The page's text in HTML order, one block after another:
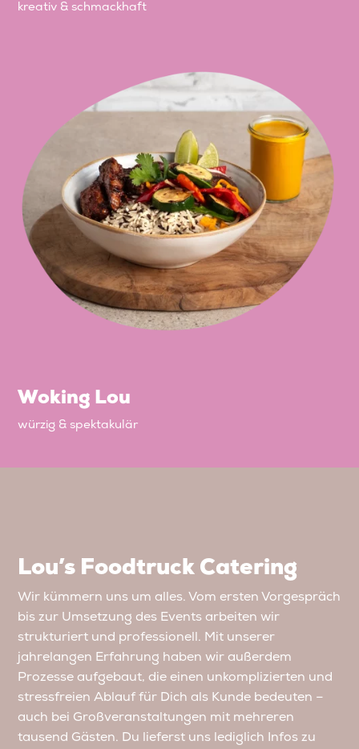
kreativ & schmackhaft
Woking Lou
würzig & spektakulär
Lou’s Foodtruck Catering
Wir kümmern uns um alles. Vom ersten Vorgespräch
bis zur Umsetzung des Events arbeiten wir
strukturiert und professionell. Mit unserer
jahrelangen Erfahrung haben wir außerdem
Prozesse aufgebaut, die einen unkomplizierten und
stressfreien Ablauf für Dich als Kunde bedeuten –
auch bei Großveranstaltungen mit mehreren
tausend Gästen. Du lieferst uns lediglich Infos zu